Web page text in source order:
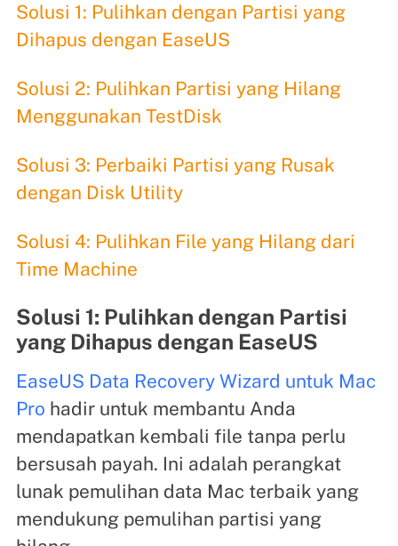
Solusi 1: Pulihkan dengan Partisi yang
Dihapus dengan EaseUS
Solusi 2: Pulihkan Partisi yang Hilang
Menggunakan TestDisk
Solusi 3: Perbaiki Partisi yang Rusak
dengan Disk Utility
Solusi 4: Pulihkan File yang Hilang dari
Time Machine
Solusi 1: Pulihkan dengan Partisi
yang Dihapus dengan EaseUS
EaseUS Data Recovery Wizard untuk Mac
Pro hadir untuk membantu Anda
mendapatkan kembali file tanpa perlu
bersusah payah. Ini adalah perangkat
lunak pemulihan data Mac terbaik yang
mendukung pemulihan partisi yang